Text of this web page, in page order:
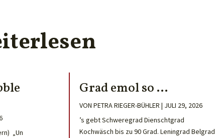
„Un
Grad emol so …
VON PETRA RIEGER-BÜHLER | JULI 29, 2026
’s gebt Schweregrad Dienschtgrad
Kochwäsch bis zu 90 Grad. Leningrad Belgrad